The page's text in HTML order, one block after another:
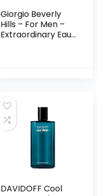
Giorgio Beverly
Hills – For Men –
Extraordinary Eau
DAVIDOFF Cool